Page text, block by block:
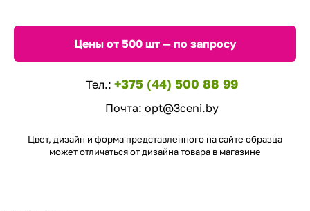
Цены от 500 шт — по запросу
Тел.: +375 (44) 500 88 99
Почта: opt@3ceni.by
Цвет, дизайн и форма представленного на сайте образца
может отличаться от дизайна товара в магазине